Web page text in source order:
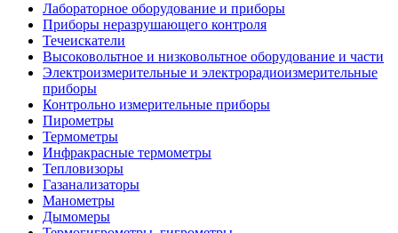
Лабораторное оборудование и приборы
Приборы неразрушающего контроля
Течеискатели
Высоковольтное и низковольтное оборудование и части
Электроизмерительные и электрорадиоизмерительные
приборы
Контрольно измерительные приборы
Пирометры
Термометры
Инфракрасные термометры
Тепловизоры
Газанализаторы
Манометры
Дымомеры